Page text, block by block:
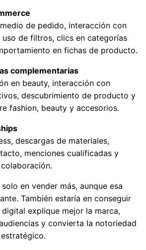
de pedido, interacción con
uso de filtros, clics en categorías
en fichas de producto.
complementarias
en beauty, interacción con
descubrimiento de producto y
fashion, beauty y accesorios.
descargas de materiales,
menciones cualificadas y
en vender más, aunque esa
También estaría en conseguir
explique mejor la marca,
y convierta la notoriedad